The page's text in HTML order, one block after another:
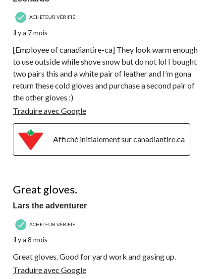
ACHETEUR VÉRIFIÉ
il y a 7 mois
[Employee of canadiantire-ca] They look warm enough
to use outside while shove snow but do not lol I bought
two pairs this and a white pair of leather and I’m gona
return these cold gloves and purchase a second pair of
the other gloves :)
Traduire avec Google
Affiché initialement sur canadiantire.ca
Great gloves.
Lars the adventurer
ACHETEUR VÉRIFIÉ
il y a 8 mois
Great gloves. Good for yard work and gasing up.
Traduire avec Google